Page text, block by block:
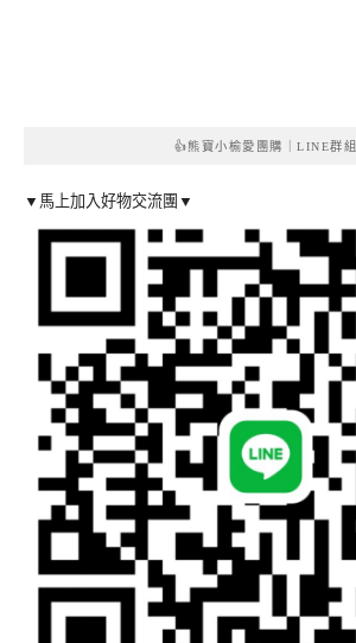
👍熊寶小榆愛團購｜LINE群組
▼馬上加入好物交流團▼